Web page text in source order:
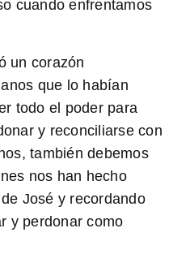
cuando enfrentamos
un corazón
que lo habían
todo el poder para
y reconciliarse con
también debemos
nos han hecho
José y recordando
y perdonar como